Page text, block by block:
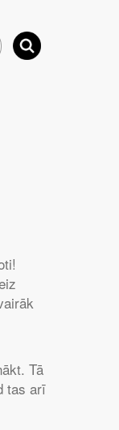
Tā
tas arī